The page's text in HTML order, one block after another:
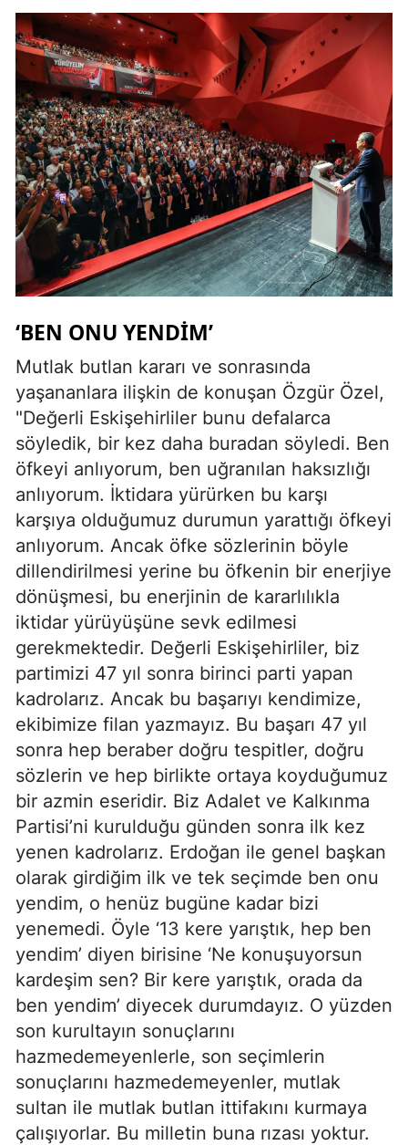
‘BEN ONU YENDİM’
Mutlak butlan kararı ve sonrasında
yaşananlara ilişkin de konuşan Özgür Özel,
"Değerli Eskişehirliler bunu defalarca
söyledik, bir kez daha buradan söyledi. Ben
öfkeyi anlıyorum, ben uğranılan haksızlığı
anlıyorum. İktidara yürürken bu karşı
karşıya olduğumuz durumun yarattığı öfkeyi
anlıyorum. Ancak öfke sözlerinin böyle
dillendirilmesi yerine bu öfkenin bir enerjiye
dönüşmesi, bu enerjinin de kararlılıkla
iktidar yürüyüşüne sevk edilmesi
gerekmektedir. Değerli Eskişehirliler, biz
partimizi 47 yıl sonra birinci parti yapan
kadrolarız. Ancak bu başarıyı kendimize,
ekibimize filan yazmayız. Bu başarı 47 yıl
sonra hep beraber doğru tespitler, doğru
sözlerin ve hep birlikte ortaya koyduğumuz
bir azmin eseridir. Biz Adalet ve Kalkınma
Partisi’ni kurulduğu günden sonra ilk kez
yenen kadrolarız. Erdoğan ile genel başkan
olarak girdiğim ilk ve tek seçimde ben onu
yendim, o henüz bugüne kadar bizi
yenemedi. Öyle ‘13 kere yarıştık, hep ben
yendim’ diyen birisine ‘Ne konuşuyorsun
kardeşim sen? Bir kere yarıştık, orada da
ben yendim’ diyecek durumdayız. O yüzden
son kurultayın sonuçlarını
hazmedemeyenlerle, son seçimlerin
sonuçlarını hazmedemeyenler, mutlak
sultan ile mutlak butlan ittifakını kurmaya
çalışıyorlar. Bu milletin buna rızası yoktur.